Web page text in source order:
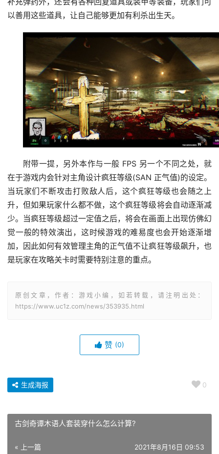
以善用这些道具，让自己能够更加有利杀出生天。
附带一提，另外本作与一般 FPS 另一个不同之处，就
在于游戏内会针对主角设计疯狂等级(SAN 正气值)的设定。
当玩家们不断攻击打败敌人后，这个疯狂等级也会随之上
升，但如果玩家什么都不做，这个疯狂等级将会自动逐渐减
少。当疯狂等级超过一定值之后，将会在画面上出现仿佛幻
觉一般的特效演出，这时候游戏的难易度也会开始逐渐增
加，因此如何有效管理主角的正气值不让疯狂等级飙升，也
是玩家在攻略关卡时需要特别注意的重点。
原创文章，作者：游戏小编，如若转载，请注明出处：
https://www.uc1z.com/news/353935.html
赞 (0)
0
生成海报
古剑奇谭木语人套装穿什么怎么计算?
« 上一篇 2021年8月16日 09:53